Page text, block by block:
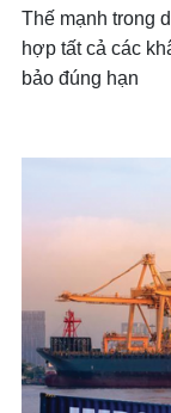
Thế mạnh trong
hợp tất cả các
bảo đúng hạn